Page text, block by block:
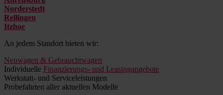
Norderstedt
Rellingen
Itzhoe
An jedem Standort bieten wir:
Neuwagen & Gebrauchtwagen
Individuelle Finanzierungs- und Leasingangebote
Werkstatt- und Serviceleistungen
Probefahrten aller aktuellen Modelle